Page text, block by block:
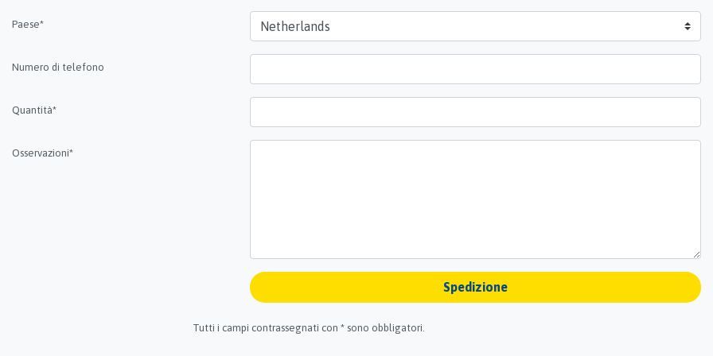
Paese*
Numero di telefono
Quantità*
Osservazioni*
Spedizione
Tutti i campi contrassegnati con * sono obbligatori.